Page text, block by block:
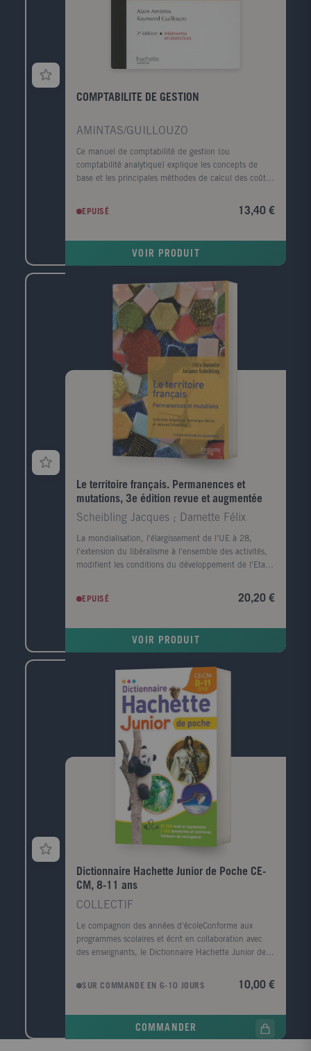
COMPTABILITE DE GESTION
AMINTAS/GUILLOUZO
Ce manuel de comptabilité de gestion (ou
comptabilité analytique) explique les concepts de
base et les principales méthodes de calcul des coûts.
Il convient également aux étudiants des filières
comporte une partie de cours, une application
détaillée et des exercices corrigés.
EPUISÉ 13,40 €
VOIR PRODUIT
Le territoire français. Permanences et
mutations, 3e édition revue et augmentée
Scheibling Jacques ; Damette Félix
La mondialisation, l'élargissement de l'UE à 28,
l'extension du libéralisme à l'ensemble des activités,
modifient les conditions du développement de l'Etat-
assistons à un changement d'échelle des problèmes
entièrement mis à jour, s'adresse aux étudiants en
de l'enseignement, aux élèves des classes
préparatoires ainsi qu'aux professeurs d'histoire-
EPUISÉ 20,20 €
VOIR PRODUIT
Dictionnaire Hachette Junior de Poche CE-
CM, 8-11 ans
COLLECTIF
Le compagnon des années d'écoleConforme aux
programmes scolaires et écrit en collaboration avec
des enseignants, le Dictionnaire Hachette Junior de
progressive de la langue française. Un dictionnaire
pour apprendre et comprendre- 25 000 mots et
contexte - 5 000 synonymes et contraires pour
SUR COMMANDE EN 6-10 JOURS 10,00 €
COMMANDER